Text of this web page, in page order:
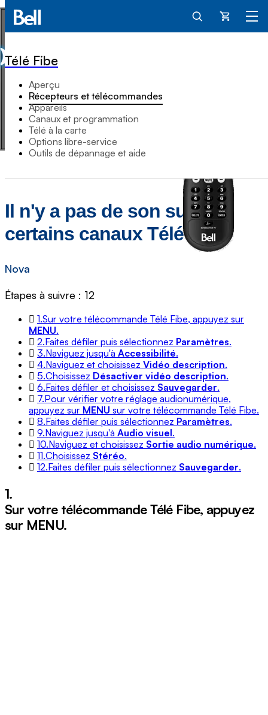
Panier
Télé Fibe
Aperçu
Récepteurs et télécommandes
Appareils
Canaux et programmation
Télé à la carte
Options libre-service
Outils de dépannage et aide
Il n'y a pas de son sur
certains canaux Télé Fibe
Nova
Étapes à suivre : 12
1.Sur votre télécommande Télé Fibe, appuyez sur
MENU.
2.Faites défiler puis sélectionnez Paramètres.
3.Naviguez jusqu'à Accessibilité.
4.Naviguez et choisissez Vidéo description.
5.Choisissez Désactiver vidéo description.
6.Faites défiler et choisissez Sauvegarder.
7.Pour vérifier votre réglage audionumérique,
appuyez sur MENU sur votre télécommande Télé Fibe.
8.Faites défiler puis sélectionnez Paramètres.
9.Naviguez jusqu'à Audio visuel.
10.Naviguez et choisissez Sortie audio numérique.
11.Choisissez Stéréo.
12.Faites défiler puis sélectionnez Sauvegarder.
1.
Sur votre télécommande Télé Fibe, appuyez
sur MENU.